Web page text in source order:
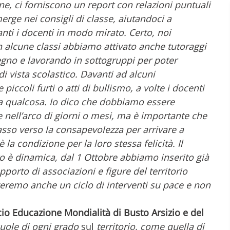
ci forniscono un report con relazioni puntuali
nei consigli di classe, aiutandoci a
i docenti in modo mirato. Certo, noi
classi abbiamo attivato anche tutoraggi
e lavorando in sottogruppi per poter
vista scolastico. Davanti ad alcuni
piccoli furti o atti di bullismo, a volte i docenti
Io dico che dobbiamo essere
di giorni o mesi, ma è importante che
verso la consapevolezza per arrivare a
la condizione per la loro stessa felicità. Il
è dinamica, dal 1 Ottobre abbiamo inserito già
di associazioni e figure del territorio
anche un ciclo di interventi su pace e non
Educazione Mondialità di Busto Arsizio e del
di ogni gradosul territorio, come quella di